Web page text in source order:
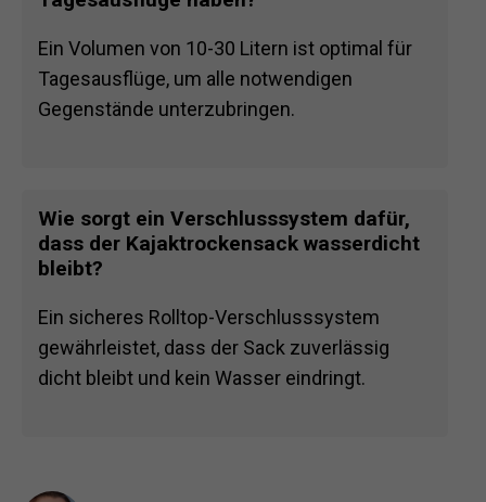
Ein Volumen von 10-30 Litern ist optimal für
Tagesausflüge, um alle notwendigen
Gegenstände unterzubringen.
Wie sorgt ein Verschlusssystem dafür,
dass der Kajaktrockensack wasserdicht
bleibt?
Ein sicheres Rolltop-Verschlusssystem
gewährleistet, dass der Sack zuverlässig
dicht bleibt und kein Wasser eindringt.